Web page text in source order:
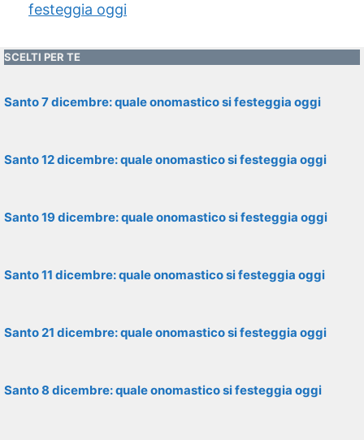
festeggia oggi
SCELTI PER TE
Santo 7 dicembre: quale onomastico si festeggia oggi
Santo 12 dicembre: quale onomastico si festeggia oggi
Santo 19 dicembre: quale onomastico si festeggia oggi
Santo 11 dicembre: quale onomastico si festeggia oggi
Santo 21 dicembre: quale onomastico si festeggia oggi
Santo 8 dicembre: quale onomastico si festeggia oggi